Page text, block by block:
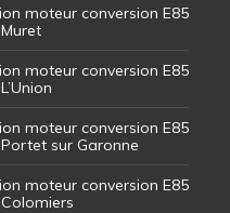
moteur conversion E85
moteur conversion E85
moteur conversion E85
sur Garonne
moteur conversion E85